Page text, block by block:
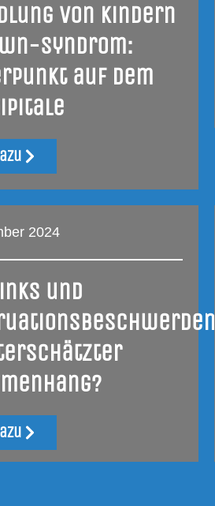
von Kindern
Syndrom:
auf dem
2024
und